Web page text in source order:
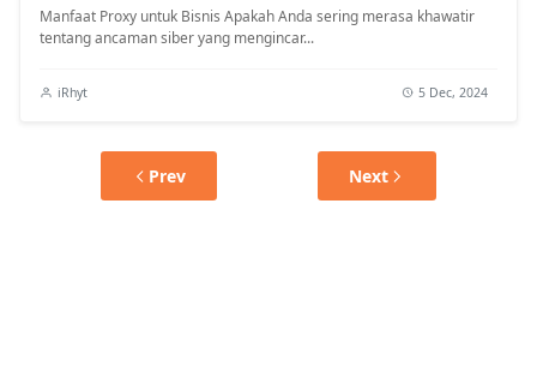
Manfaat Proxy untuk Bisnis Apakah Anda sering merasa khawatir
tentang ancaman siber yang mengincar...
iRhyt 5 Dec, 2024
Prev Next